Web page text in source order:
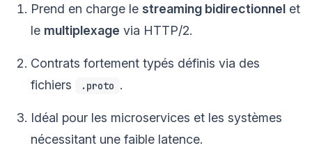
Prend en charge le streaming bidirectionnel et
le multiplexage via HTTP/2.
Contrats fortement typés définis via des
fichiers
.proto .
Idéal pour les microservices et les systèmes
nécessitant une faible latence.